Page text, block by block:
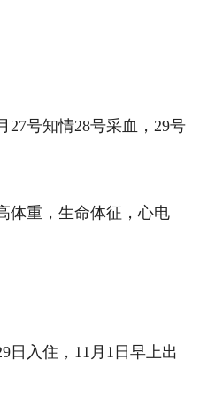
27号知情28号采血，29号
体重，生命体征，心电
日入住，11月1日早上出